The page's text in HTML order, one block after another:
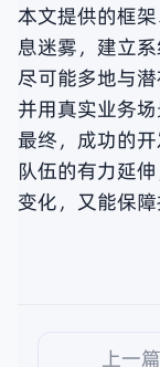
本文提供的框
息迷雾，建立
尽可能多地与
并用真实业务场
最终，成功的
队伍的有力延
变化，又能保
上一篇